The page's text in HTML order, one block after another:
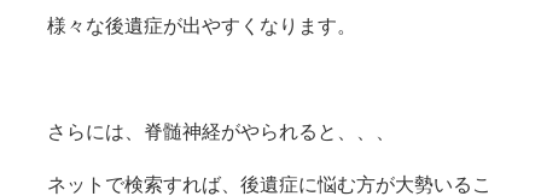
様々な後遺症が出やすくなります。
さらには、脊髄神経がやられると、、、
ネットで検索すれば、後遺症に悩む方が大勢いるこ